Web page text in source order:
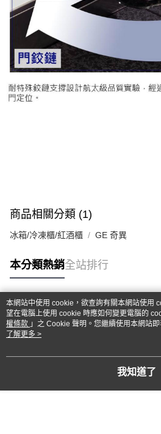
商品相關分類 (1)
冰箱/冷凍櫃/紅酒櫃 GE 奇異
本分類熱銷全站排行
熱門標籤
本網站中使用 cookie，欲查詢有關本網站使用
望在電腦上使用 cookie 時應如何變更電腦的
權條款 」之 Cookie 聲明。您繼續使用本網站
用條款之 Cookie 聲明使用 cookie。
了解更多 >
我知道了